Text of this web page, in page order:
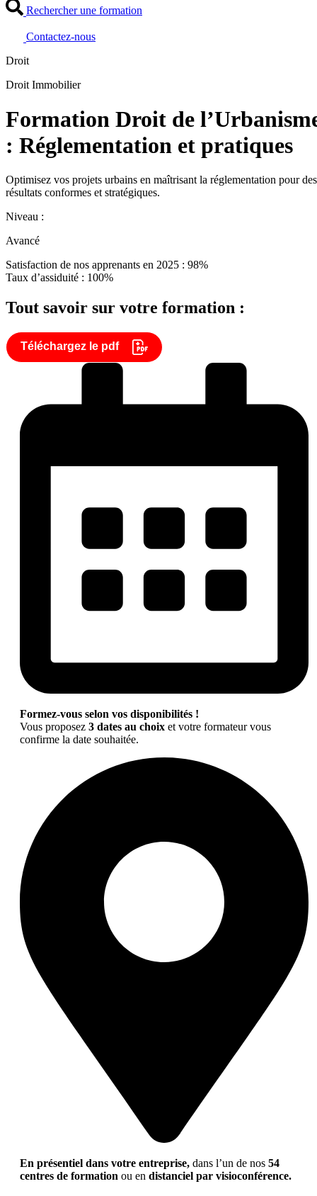
Rechercher une formation
Contactez-nous
Droit
Droit Immobilier
Formation Droit de
: Réglementation et pratiques
Optimisez vos projets urbains en maîtrisant la réglementation pour des
résultats conformes et stratégiques.
Niveau :
Avancé
Satisfaction de nos apprenants en 2025 : 98%
Taux d’assiduité : 100%
Tout savoir sur votre formation :
Téléchargez le pdf
Formez-vous selon vos disponibilités !
Vous proposez 3 dates au choix et votre formateur vous
confirme la date souhaitée.
En présentiel dans votre entreprise, dans l’un de nos 54
centres de formation ou en distanciel par visioconférence.